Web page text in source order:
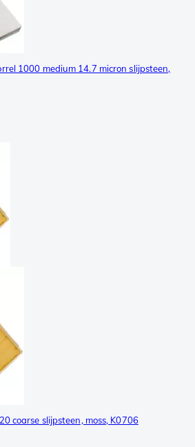
1000 medium 14.7 micron slijpsteen,
coarse slijpsteen, moss, K0706